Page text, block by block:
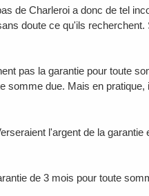
de Charleroi a donc de tel
doute ce qu'ils recherchent.
pas la garantie pour toute
somme due. Mais en
l'argent de la
de 3 mois pour toute